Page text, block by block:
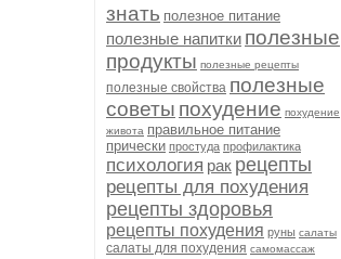
знать полезное питание
полезные напитки полезные
продукты полезные рецепты
полезные свойства полезные
советы похудение похудение
живота правильное питание
прически простуда профилактика
психология рак рецепты
рецепты для похудения
рецепты здоровья
рецепты похудения руны салаты
салаты для похудения самомассаж